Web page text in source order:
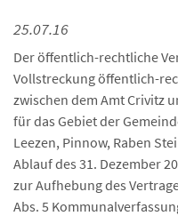
25.07.16
Der öffentlich-rechtliche
Vollstreckung öffentlich-
zwischen dem Amt Crivitz
für das Gebiet der
Leezen, Pinnow, Raben
Ablauf des 31. Dezember
zur Aufhebung des
Abs. 5